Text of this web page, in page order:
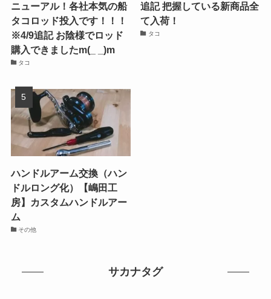
ニューアル！各社本気の船
タコロッド投入です！！！
※4/9追記 お陰様でロッド
購入できましたm(_ _)m
タコ
追記 把握している新商品全
て入荷！
タコ
ハンドルアーム交換（ハン
ドルロング化）【嶋田工
房】カスタムハンドルアー
ム
その他
サカナタグ